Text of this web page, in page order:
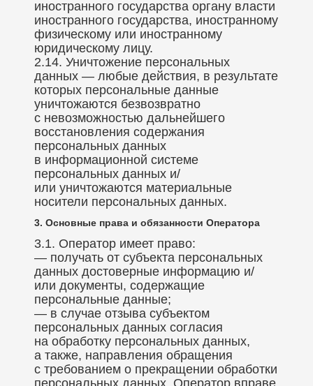
иностранного государства органу власти
иностранного государства, иностранному
физическому или иностранному
юридическому лицу.
2.14. Уничтожение персональных
данных — любые действия, в результате
которых персональные данные
уничтожаются безвозвратно
с невозможностью дальнейшего
восстановления содержания
персональных данных
в информационной системе
персональных данных и/
или уничтожаются материальные
носители персональных данных.
3. Основные права и обязанности Оператора
3.1. Оператор имеет право:
— получать от субъекта персональных
данных достоверные информацию и/
или документы, содержащие
персональные данные;
— в случае отзыва субъектом
персональных данных согласия
на обработку персональных данных,
а также, направления обращения
с требованием о прекращении обработки
персональных данных, Оператор вправе